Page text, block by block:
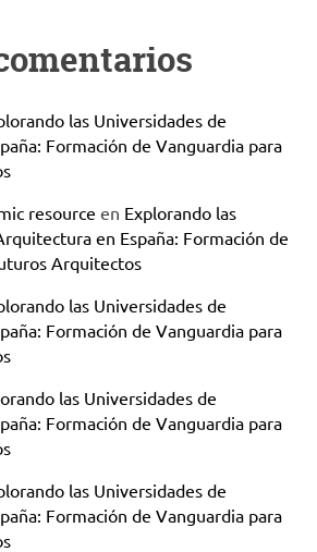
las Universidades de
Formación de Vanguardia para
resource en Explorando las
en España: Formación de
Arquitectos
las Universidades de
Formación de Vanguardia para
las Universidades de
Formación de Vanguardia para
las Universidades de
Formación de Vanguardia para